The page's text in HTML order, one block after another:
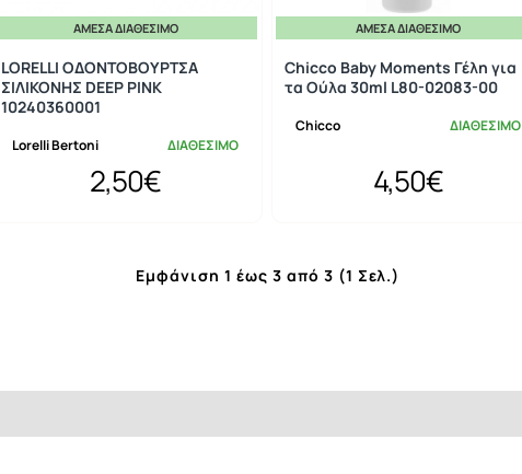
ΆΜΕΣΑ ΔΙΑΘΈΣΙΜΟ
Lorelli Bertoni ΔΙΑΘΕΣΙΜΟ
LORELLI ΟΔΟΝΤΟΒΟΥΡΤΣΑ
ΣΙΛΙΚΟΝΗΣ DEEP PINK
10240360001
2,50€
ΆΜΕΣΑ ΔΙΑΘΈΣΙΜΟ
Chicco ΔΙΑΘΕΣΙΜΟ
Chicco Baby Moments Γέλη για
τα Ούλα 30ml L80-02083-00
4,50€
Εμφάνιση 1 έως 3 από 3 (1 Σελ.)